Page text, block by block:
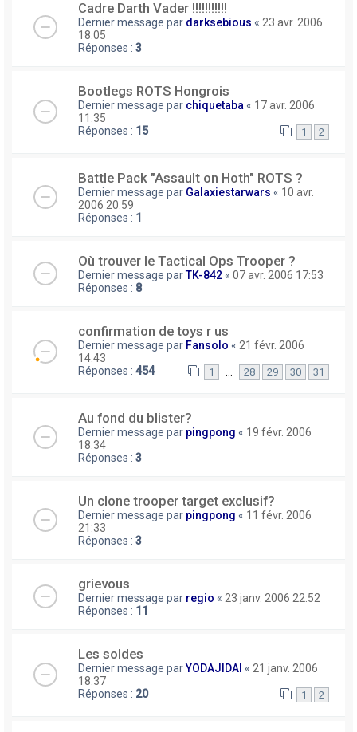
Cadre Darth Vader !!!!!!!!!!!
Dernier message par darksebious « 23 avr. 2006
18:05
Réponses : 3
Bootlegs ROTS Hongrois
Dernier message par chiquetaba « 17 avr. 2006
11:35
Réponses : 15 1 2
Battle Pack "Assault on Hoth" ROTS ?
Dernier message par Galaxiestarwars « 10 avr.
2006 20:59
Réponses : 1
Où trouver le Tactical Ops Trooper ?
Dernier message parTK-842 « 07 avr. 2006 17:53
Réponses : 8
confirmation de toys r us
Dernier message par Fansolo « 21 févr. 2006
14:43
Réponses : 454 1 … 28 29 30 31
Au fond du blister?
Dernier message par pingpong « 19 févr. 2006
18:34
Réponses : 3
Un clone trooper target exclusif?
Dernier message par pingpong « 11 févr. 2006
21:33
Réponses : 3
grievous
Dernier message par regio « 23 janv. 2006 22:52
Réponses : 11
Les soldes
Dernier message parYODAJIDAI « 21 janv. 2006
18:37
Réponses : 20 1 2